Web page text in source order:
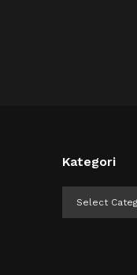
Kategori